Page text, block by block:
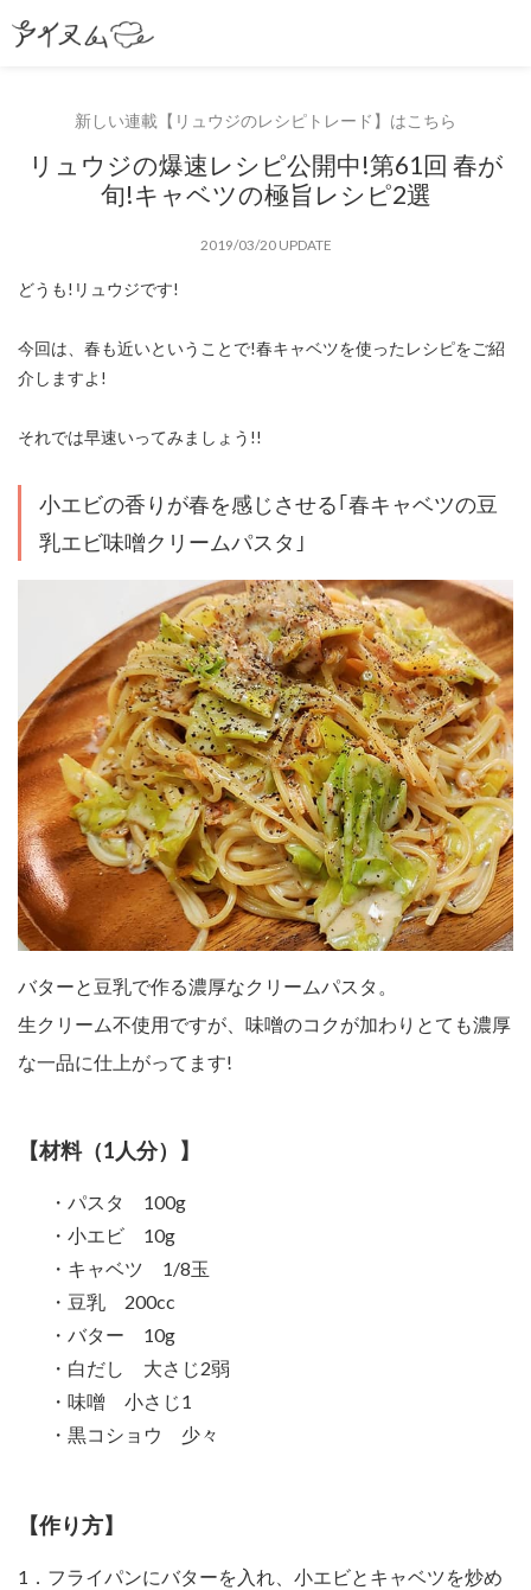
新しい連載【リュウジのレシピトレード】はこちら
リュウジの爆速レシピ公開中!第61回 春が
旬!キャベツの極旨レシピ2選
2019/03/20 UPDATE
どうも!リュウジです!
今回は、春も近いということで!春キャベツを使ったレシピをご紹
介しますよ!
それでは早速いってみましょう!!
小エビの香りが春を感じさせる｢春キャベツの豆
乳エビ味噌クリームパスタ｣
バターと豆乳で作る濃厚なクリームパスタ。
生クリーム不使用ですが、味噌のコクが加わりとても濃厚
な一品に仕上がってます!
【材料（1人分）】
・パスタ 100g
・小エビ 10g
・キャベツ 1/8玉
・豆乳 200cc
・バター 10g
・白だし 大さじ2弱
・味噌 小さじ1
・黒コショウ 少々
【作り方】
1．フライパンにバターを入れ、小エビとキャベツを炒め